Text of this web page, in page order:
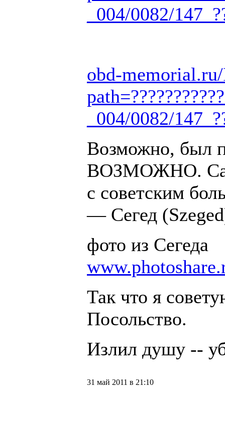
_004/0082/
obd-
_004/0082/
Возможно, был
ВОЗМОЖНО.
с советским
— Сегед
фото из Сегеда
Так что я
Посольство.
Излил душу --
31 май 2011 в 21:10